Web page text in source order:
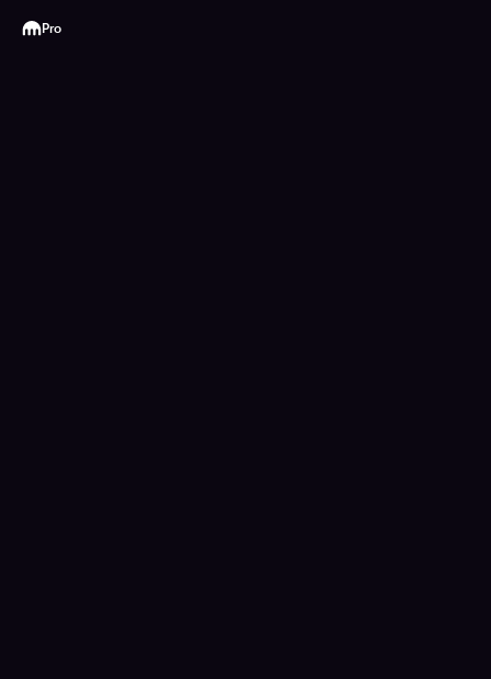
Kraken
Pro